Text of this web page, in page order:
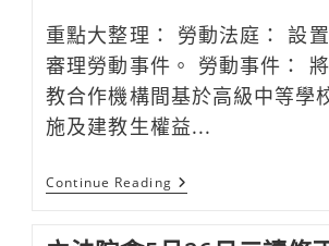
重點大整理： 勞動法庭： 設
審理勞動事件。 勞動事件：
教合作機構間基於高級中等學
施及建教生權益...
Continue Reading勞
動
件